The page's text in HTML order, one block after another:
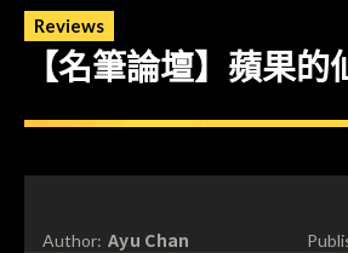
Reviews
【名筆論壇】蘋果的
Author: Ayu Chan